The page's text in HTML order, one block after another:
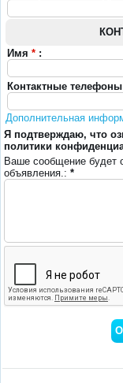
Имя * :
Контактные
Дополнительная
Я подтверждаю, что
политики
Ваше сообщение будет
объявления.: *